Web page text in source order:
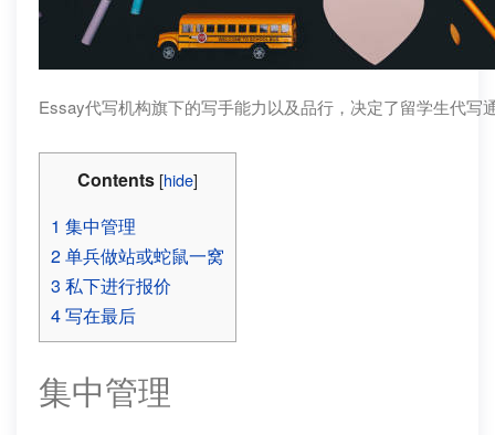
Essay代写机构旗下的写手能力以及品行，决定了留学生代写
Contents [hide]
1 集中管理
2单兵做站或蛇鼠一窝
3 私下进行报价
4写在最后
集中管理